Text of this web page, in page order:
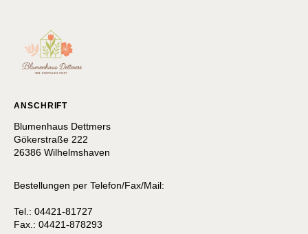
ANSCHRIFT
Blumenhaus Dettmers
Gökerstraße 222
26386 Wilhelmshaven
Bestellungen per Telefon/Fax/Mail:
Tel.: 04421-81727
Fax.: 04421-878293